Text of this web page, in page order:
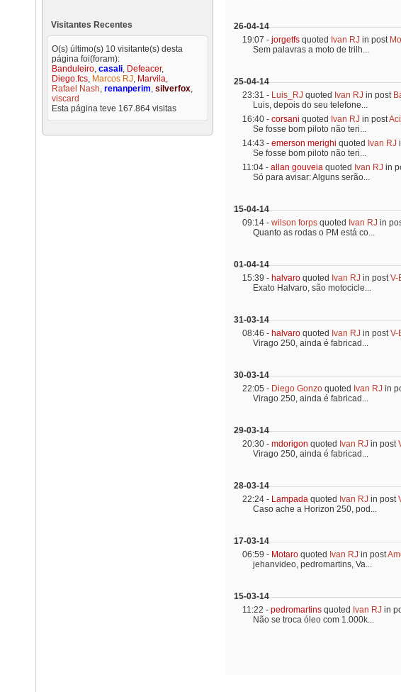
Visitantes Recentes
O(s) último(s) 10 visitante(s) desta
página foi(foram):
Banduleiro, casali, Defeacer,
Diego.fcs, Marcos RJ, Marvila,
Rafael Nash, renanperim, silverfox,
viscard
Esta página teve 167.864 visitas
26-04-14
19:07 - jorgetfs quoted Ivan RJ in post
Sem palavras a moto de trilh...
25-04-14
23:31 - Luis_RJ quoted Ivan RJ in post
Luis, depois do seu telefone...
16:40 - corsani quoted Ivan RJ in post
Se fosse bom piloto não teri...
14:43 - emerson merighi quoted Ivan RJ
Se fosse bom piloto não teri...
11:04 - allan gouveia quoted Ivan RJ in
Só para avisar: Alguns serão...
15-04-14
09:14 - wilson forps quoted Ivan RJ in
Quanto as rodas o PM está co...
01-04-14
15:39 - halvaro quoted Ivan RJ in postV-
Exato Halvaro, são motocicle...
31-03-14
08:46 - halvaro quoted Ivan RJ in postV-
Virago 250, ainda é fabricad...
30-03-14
22:05 - Diego Gonzo quoted Ivan RJ in
Virago 250, ainda é fabricad...
29-03-14
20:30 - mdorigon quoted Ivan RJ in post
Virago 250, ainda é fabricad...
28-03-14
22:24 - Lampada quoted Ivan RJ in post
Caso ache a Horizon 250, pod...
17-03-14
06:59 - Motaro quoted Ivan RJ in post
jehanvideo, pedromartins, Va...
15-03-14
11:22 - pedromartins quoted Ivan RJ in
Não se troca óleo com 1.000k...